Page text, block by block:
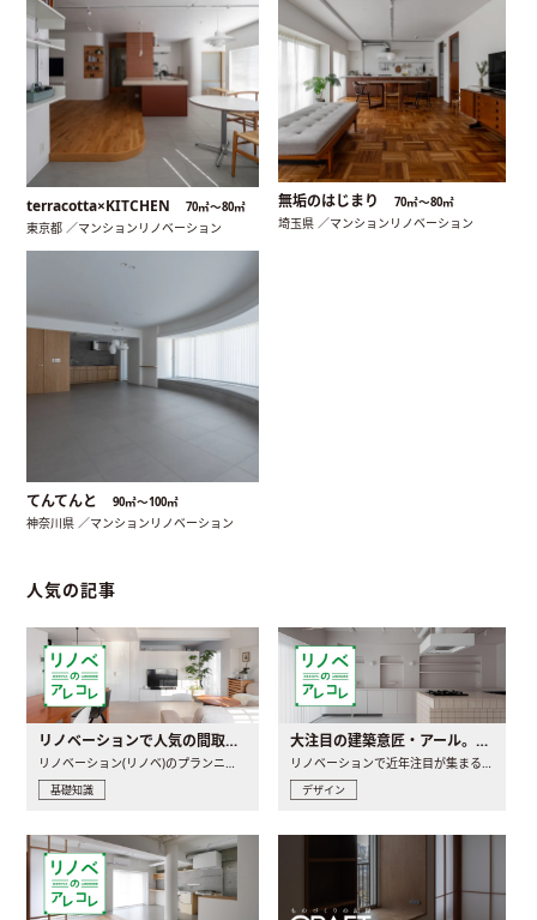
terracotta×KITCHEN 70㎡〜80㎡
東京都 ／マンションリノベーション
無垢のはじまり 70㎡〜80㎡
埼玉県 ／マンションリノベーション
てんてんと 90㎡〜100㎡
神奈川県 ／マンションリノベーション
人気の記事
リノベーションで人気の間取りとは？トレンドの間取りと実例を徹底解説
リノベーション(リノベ)のプランニングで一番最初に決めるのは..
基礎知識
大注目の建築意匠・アール。人気の理由と空間に取り入れるポイント
リノベーションで近年注目が集まる建築意匠の一つであるアール..
デザイン